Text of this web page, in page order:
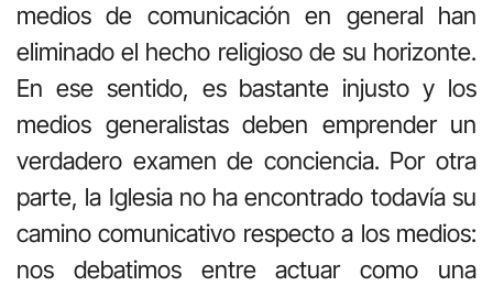
medios de comunicación en general han
eliminado el hecho religioso de su horizonte.
En ese sentido, es bastante injusto y los
medios generalistas deben emprender un
verdadero examen de conciencia. Por otra
parte, la Iglesia no ha encontrado todavía su
camino comunicativo respecto a los medios:
nos debatimos entre actuar como una